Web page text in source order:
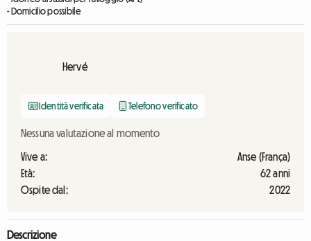
- Domicilio possibile
Hervé
Identità verificata Telefono verificato
Nessuna valutazione al momento
Vive a:
Anse (França)
Età:
62 anni
Ospite dal:
2022
Descrizione